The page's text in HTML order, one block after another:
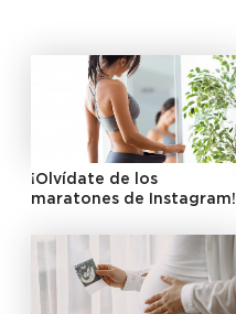
¡Olvídate de los
maratones de Instagram!